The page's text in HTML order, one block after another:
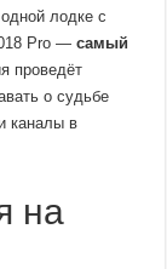
лодке с
Pro —самый
проведёт
о судьбе
каналы в
на